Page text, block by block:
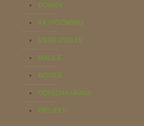
DOMOV
KAJ POČNEMO
IZBERI IZDELKE
MALICE
NOVICE
ODPADNA HRANA
PROJEKTI